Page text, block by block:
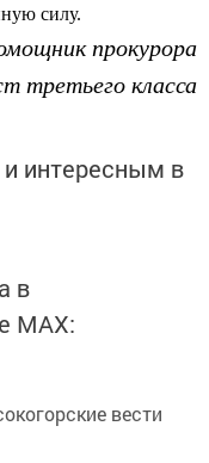
силу.
прокурора
третьего класса
интересным в
в
MАХ:
вести